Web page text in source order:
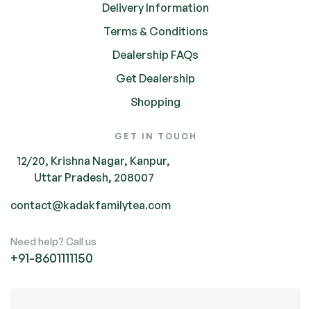
Delivery Information
Terms & Conditions
Dealership FAQs
Get Dealership
Shopping
GET IN TOUCH
12/20, Krishna Nagar, Kanpur,
Uttar Pradesh, 208007
contact@kadakfamilytea.com
Need help? Call us
+91-8601111150